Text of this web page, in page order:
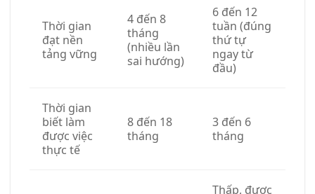
Thời gian
đạt nền
tảng vững
4 đến 8
tháng
(nhiều lần
sai hướng)
6 đến 12
tuần (đúng
thứ tự
ngay từ
đầu)
Thời gian
biết làm
được việc
thực tế
8 đến 18
tháng
3 đến 6
tháng
Thấp, được